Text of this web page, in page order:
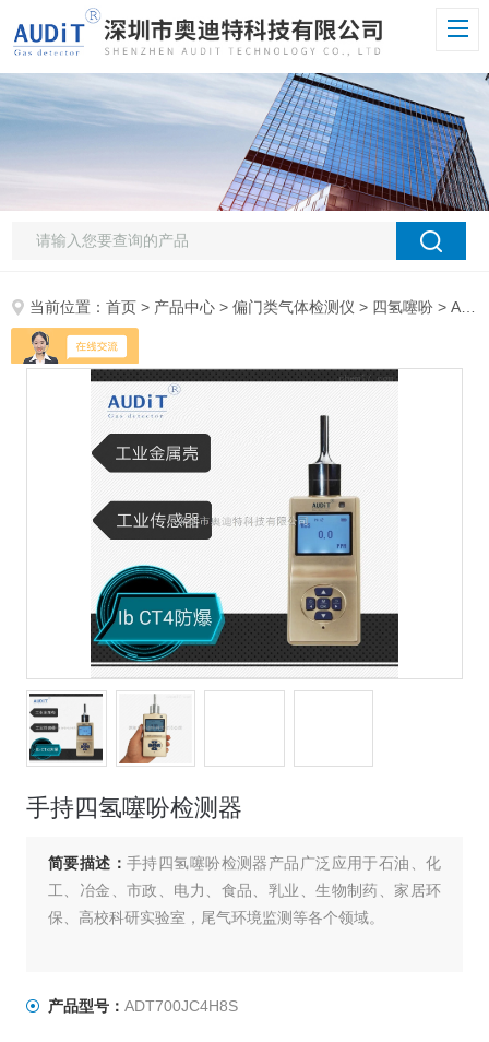
当前位置：首页 > 产品中心 >偏门类气体检测仪 > 四氢噻吩 > ADT700JC4H8S手持四氢噻吩检测器
手持四氢噻吩检测器
简要描述：手持四氢噻吩检测器产品广泛应用于石油、化
工、冶金、市政、电力、食品、乳业、生物制药、家居环
保、高校科研实验室，尾气环境监测等各个领域。
产品型号： ADT700JC4H8S